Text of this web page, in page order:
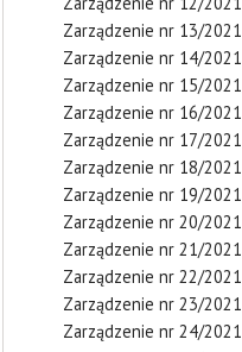
Zarządzenie nr 13/2021
Zarządzenie nr 14/2021
Zarządzenie nr 15/2021
Zarządzenie nr 16/2021
Zarządzenie nr 17/2021
Zarządzenie nr 18/2021
Zarządzenie nr 19/2021
Zarządzenie nr 20/2021
Zarządzenie nr 21/2021
Zarządzenie nr 22/2021
Zarządzenie nr 23/2021
Zarządzenie nr 24/2021